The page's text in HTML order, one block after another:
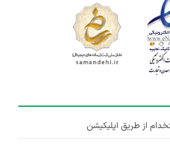
از طریق اپلیکیشن